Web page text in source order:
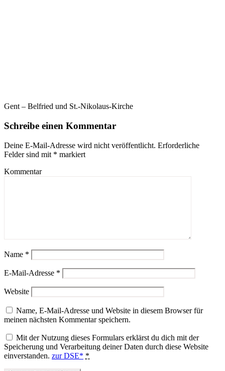
Gent – Belfried und St.-Nikolaus-Kirche
Schreibe einen Kommentar
Deine E-Mail-Adresse wird nicht veröffentlicht. Erforderliche
Felder sind mit * markiert
Kommentar
Name *
E-Mail-Adresse *
Website
Name, E-Mail-Adresse und Website in diesem Browser für
meinen nächsten Kommentar speichern.
Mit der Nutzung dieses Formulars erklärst du dich mit der
Speicherung und Verarbeitung deiner Daten durch diese Website
einverstanden. zur DSE* *